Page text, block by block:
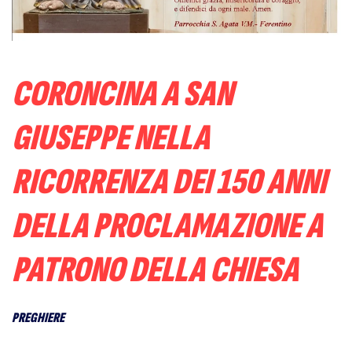
CORONCINA A SAN
GIUSEPPE NELLA
RICORRENZA DEI 150 ANNI
DELLA PROCLAMAZIONE A
PATRONO DELLA CHIESA
PREGHIERE